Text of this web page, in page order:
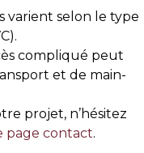
varient selon le type
compliqué peut
et de main-
projet, n’hésitez
page contact.